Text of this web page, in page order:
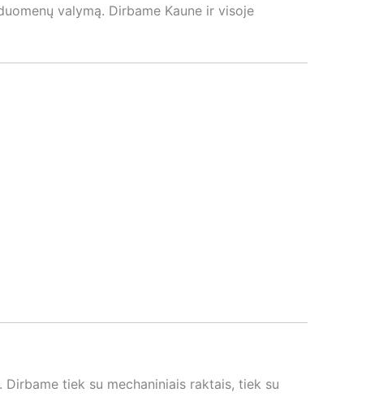
valymą. Dirbame Kaune ir visoje
Dirbame tiek su mechaniniais raktais, tiek su